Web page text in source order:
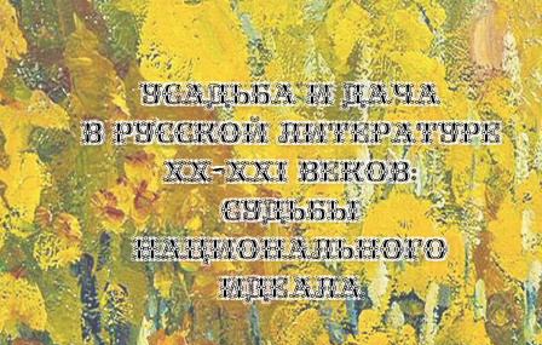
УСАДЬБА И ДАЧА
В РУССКОЙ ЛИТЕРАТУРЕ
XX-XXI ВЕКОВ:
СУДЬБЫ
НАЦИОНАЛЬНОГО
ИДЕАЛА